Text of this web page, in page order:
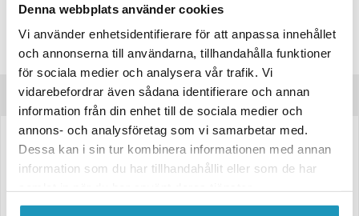
Denna webbplats använder cookies
Vi använder enhetsidentifierare för att anpassa innehållet
och annonserna till användarna, tillhandahålla funktioner
för sociala medier och analysera vår trafik. Vi
vidarebefordrar även sådana identifierare och annan
information från din enhet till de sociala medier och
annons- och analysföretag som vi samarbetar med.
Dessa kan i sin tur kombinera informationen med annan
information som du har tillhandahållit eller som de har
Spara produkt
Frågor om produkten?
Produktinformation
LED Blinkers- & Positionsljus från Valeryd
99,7x92,7x30